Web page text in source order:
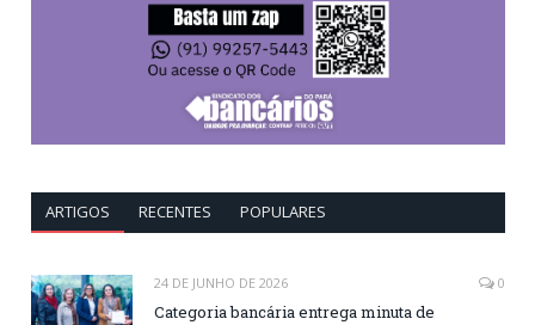
ARTIGOS RECENTES POPULARES
24 DE JUNHO DE 2026 0
Categoria bancária entrega minuta de